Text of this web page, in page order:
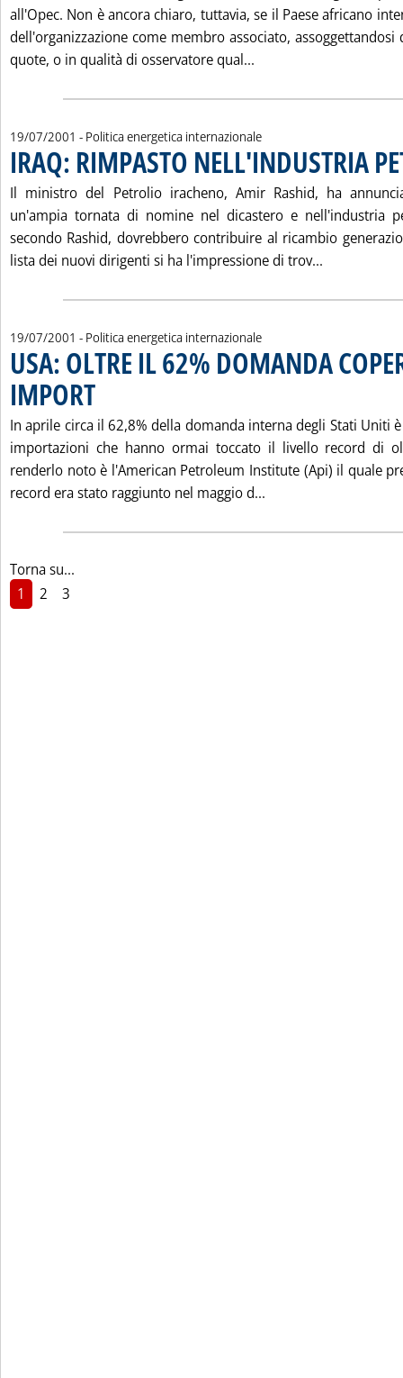
all'Opec. Non è ancora chiaro, tuttavia, se il Paese africano
dell'organizzazione come membro associato,
quote, o in qualità di osservatore qual...
19/07/2001 - Politica energetica internazionale
IRAQ: RIMPASTO NELL'INDUSTRIA
Il ministro del Petrolio iracheno, Amir Rashid, ha
un'ampia tornata di nomine nel dicastero e nell'industria
secondo Rashid, dovrebbero contribuire al ricambio
lista dei nuovi dirigenti si ha l'impressione di trov...
19/07/2001 - Politica energetica internazionale
USA: OLTRE IL 62% DOMANDA
IMPORT. Pubblicata giovedì 19 luglio 2001 alle 15.56.
In aprile circa il 62,8% della domanda interna degli Stati Uniti
importazioni che hanno ormai toccato il livello record di
renderlo noto è l'American Petroleum Institute (Api) il quale
record era stato raggiunto nel maggio d...
Torna su...
1
2 3